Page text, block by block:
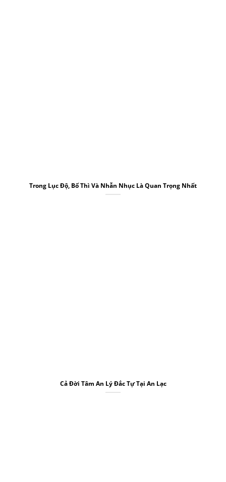
Trong Lục Độ, Bố Thì Và Nhẫn Nhục Là Quan Trọng Nhất
Cả Đời Tâm An Lý Đắc Tự Tại An Lạc